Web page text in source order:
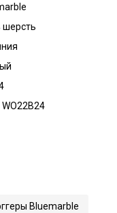
шерсть
WO22B24
Bluemarble